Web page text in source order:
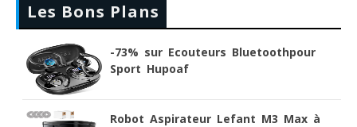
Les Bons Plans
-73% sur Ecouteurs Bluetoothpour
Sport Hupoaf
Robot Aspirateur Lefant M3 Max à